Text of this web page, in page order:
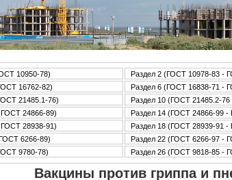
10950-78) Раздел 2 (ГОСТ 10978-83 -
16762-82)
Раздел 6 (ГОСТ 16838-71 -
21485.1-76)
Раздел 10 (ГОСТ 21485.2-
24866-89)
Раздел 14 (ГОСТ 24866-99 -
28938-91)
Раздел 18 (ГОСТ 28939-91 -
6266-89)
Раздел 22 (ГОСТ 6266-97 -
9780-78)
Раздел 26 (ГОСТ 9818-85 -
Вакцины против гриппа и